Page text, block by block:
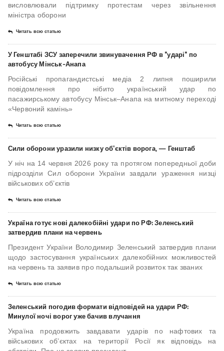
висловлювали підтримку протестам через звільнення
міністра оборони
Читать всю статью
У Генштабі ЗСУ заперечили звинувачення РФ в "ударі" по
автобусу Мінськ-Анапа
Російські пропагандистські медіа 2 липня поширили
повідомлення про нібито український удар по
пасажирському автобусу Мінськ–Анапа на митному переході
«Червоний камінь»
Читать всю статью
Сили оборони уразили низку об'єктів ворога, — Генштаб
У ніч на 14 червня 2026 року та протягом попередньої доби
підрозділи Сил оборони України завдали ураження низці
військових об’єктів
Читать всю статью
Україна готує нові далекобійні удари по РФ: Зеленський
затвердив плани на червень
Президент України Володимир Зеленський затвердив плани
щодо застосування українських далекобійних можливостей
на червень та заявив про подальший розвиток так званих
Читать всю статью
Зеленський погодив формати відповідей на удари РФ:
Минулої ночі ворог уже бачив влучання
Україна продовжить завдавати ударів по нафтових та
військових об’єктах на території Росії як відповідь на